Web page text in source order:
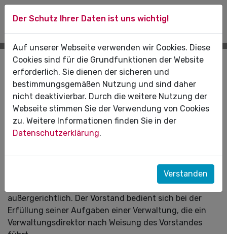
Der Vorstand
Organe der KZV Sachsen-Anhalt sind die
Vertreterversammlung und der hauptamtliche
Vorstand.
Die Mitgliedschaft im Vorstand ist hauptamtlich. In der
weiterhin ausüben. Der Vorstand verwaltet die KZV
Sachsen-Anhalt und vertritt sie gerichtlich und
außergerichtlich. Der Vorstand bedient sich bei der
Erfüllung seiner Aufgaben einer Verwaltung, die ein
Verwaltungsdirektor nach Weisung des Vorstandes
Der Schutz Ihrer Daten ist uns wichtig!
Auf unserer Webseite verwenden wir Cookies. Diese
Cookies sind für die Grundfunktionen der Website
erforderlich. Sie dienen der sicheren und
bestimmungsgemäßen Nutzung und sind daher
nicht deaktivierbar. Durch die weitere Nutzung der
Webseite stimmen Sie der Verwendung von Cookies
zu. Weitere Informationen finden Sie in der
Datenschutzerklärung.
Verstanden